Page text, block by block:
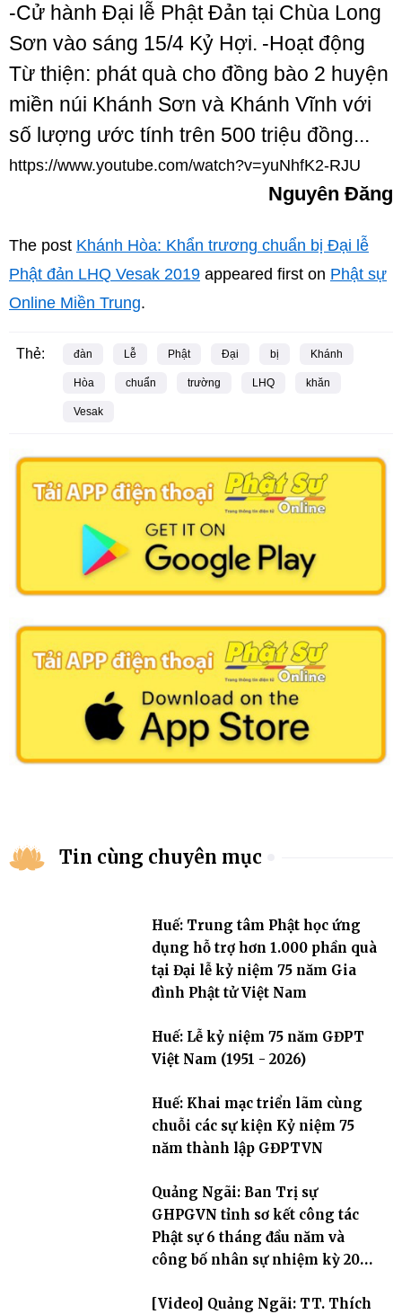
-Cử hành Đại lễ Phật Đản tại Chùa Long
Sơn vào sáng 15/4 Kỷ Hợi. -Hoạt động
Từ thiện: phát quà cho đồng bào 2 huyện
miền núi Khánh Sơn và Khánh Vĩnh với
số lượng ước tính trên 500 triệu đồng...
https://www.youtube.com/watch?v=yuNhfK2-RJU
Nguyên Đăng
The post Khánh Hòa: Khẩn trương chuẩn bị Đại lễ
Phật đản LHQ Vesak 2019 appeared first on Phật sự
Online Miền Trung.
Thẻ: đàn Lễ Phật Đại bị Khánh
Hòa chuẩn trường LHQ khăn
Vesak
Tin cùng chuyên mục
Huế: Trung tâm Phật học ứng
dụng hỗ trợ hơn 1.000 phần quà
tại Đại lễ kỷ niệm 75 năm Gia
đình Phật tử Việt Nam
Huế: Lễ kỷ niệm 75 năm GĐPT
Việt Nam (1951 - 2026)
Huế: Khai mạc triển lãm cùng
chuỗi các sự kiện Kỷ niệm 75
năm thành lập GĐPTVN
Quảng Ngãi: Ban Trị sự
GHPGVN tỉnh sơ kết công tác
Phật sự 6 tháng đầu năm và
công bố nhân sự nhiệm kỳ 2026
[Video] Quảng Ngãi: TT. Thích